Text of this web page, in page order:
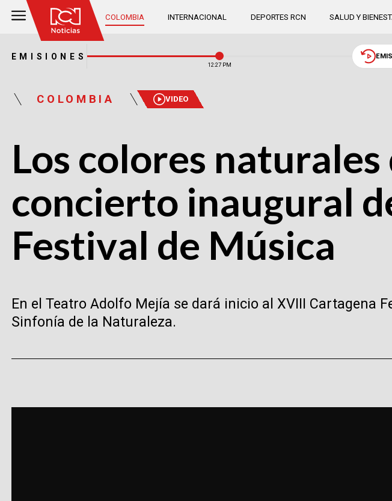
COLOMBIA INTERNACIONAL DEPORTES RCN SALUD Y
EMISIONES
12:27 PM
COLOMBIA VIDEO
Los colores
concierto inaugural
Festival de Música
En el Teatro Adolfo Mejía se dará inicio al XVIII Cartagena
Sinfonía de la Naturaleza.